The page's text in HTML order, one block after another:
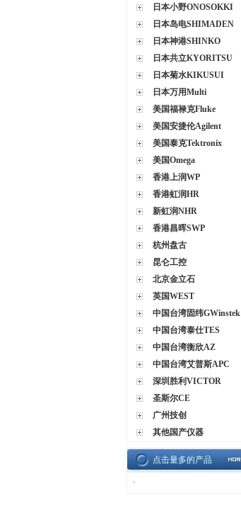
日本小野ONOSOKKI
日本岛电SHIMADEN
日本神港SHINKO
日本共立KYORITSU
日本菊水KIKUSUI
日本万用Multi
美国福禄克Fluke
美国安捷伦Agilent
美国泰克Tektronix
美国Omega
香港上润WP
香港虹润HR
新虹润NHR
香港昌晖SWP
杭州盘古
昆仑工控
北京金立石
英国WEST
中国台湾固纬GWinstek
中国台湾泰仕TES
中国台湾衡欣AZ
中国台湾艾普斯APC
深圳胜利VICTOR
圣斯尔CE
广州技创
其他国产仪器
点击量多的产品
·